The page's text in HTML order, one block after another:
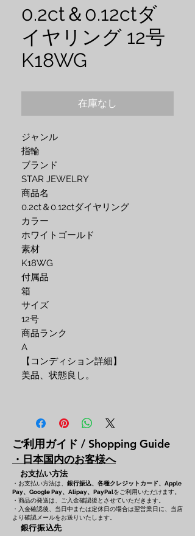
0.2ct＆0.12ctダ
イヤリング 12号
K18WG
在庫なし
ジャンル
指輪
ブランド
STAR JEWELRY
商品名
0.2ct＆0.12ctダイヤリング
カラー
ホワイトゴールド
素材
K18WG
付属品
箱
サイズ
12号
商品ランク
A
【コンディション詳細】
美品、状態良し。
ご利用ガイド / Shopping Guide
・日本国内のお客様へ
お支払い方法
・お支払い方法は、 銀行振込、各種クレジットカード、 Apple
Pay、Google Pay、Alipay、PayPalをご利用いただけます。
・商品の発送は、ご入金確認後とさせていただきます。
・入金確認後、当日中または定休日の場合は翌営業日に、当店
より確認メールをお送りいたします。
銀行振込先